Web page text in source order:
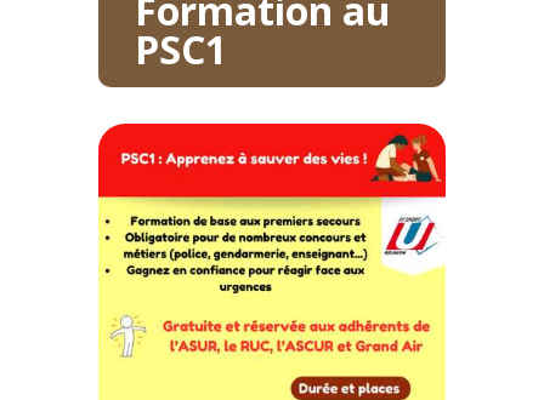
PSC1